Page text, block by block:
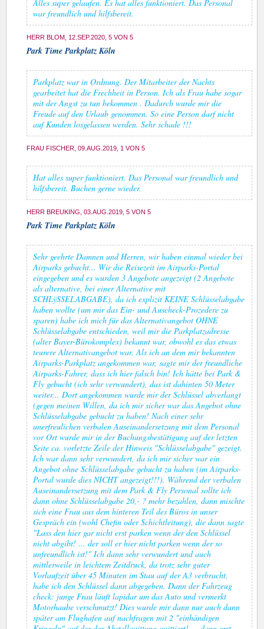
Alles super gelaufen. Es hat alles funktioniert. Das Personal
war freundlich und hilfsbereit.
HERR BLOM, 12.SEP.2020, 5 VON 5
Park Time Parkplatz Köln
Parkplatz war in Ordnung. Der Mitarbeiter der Nachts
gearbeitet hat die Frechheit in Person. Ich als Frau habe sogar
mit der Angst zu tun bekommen . Dadurch wurde mir die
Freude auf den Urlaub genommen. So eine Person darf nicht
auf Kunden losgelassen werden. Sehr schade !!!
FRAU FISCHER, 09.AUG.2019, 1 VON 5
Hat alles super funktioniert. Das Personal war freundlich und
hilfsbereit. Buchen gerne wieder.
HERR BREUKING, 03.AUG.2019, 5 VON 5
Park Time Parkplatz Köln
Sehr geehrte Damnen und Herren, wir haben einmal wieder bei
Airparks gebucht... Wir die Reisezeit im Airparks-Portal
eingegeben und es wurden 3 Angebote angezeigt (2 Angebote
als alternative, bei einer Alternative mit
SCHLÿSSELABGABE), da ich explizit KEINE Schlüsselabgabe
haben wollte (um mir das Ein- und Auscheck-Prozedere zu
sparen) habe ich mich für das Alternativangebot OHNE
Schlüsselabgabe entschieden, weil mir die Parkplatzadresse
(alter Bayer-Bürokomplex) bekannt war, obwohl es das etwas
teurere Alternativangebot war. Als ich an dem mir bekannten
Airparks-Parkplatz angekommen war, sagte mir der freundliche
Airparks-Fahrer, dass ich hier falsch bin! Ich hätte bei Park &
Fly gebucht (ich sehr verwundert), das ist dahinten 50 Meter
weiter... Dort angekommen wurde mir der Schlüssel abverlangt
(gegen meinen Willen, da ich mir sicher war das Angebot ohne
Schlüsselabgabe gebucht zu haben! Nach einer sehr
unerfreulichen verbalen Auseinandersetzung mit dem Personal
vor Ort wurde mir in der Buchungsbestätigung auf der letzten
Seite ca. vorletzte Zeile der Hinweis "Schlüsselabgabe" gezeigt.
Ich war dann sehr verwundert, da ich mir sicher war ein
Angebot ohne Schlüsselabgabe gebucht zu haben (im Airparks-
Portal wurde dies NICHT angezeigt!!!). Während der verbalen
Auseinandersetzung mit dem Park & Fly Personal sollte ich
dann ohne Schlüsselabgabe 20,- ? mehr bezahlen, dann mischte
sich eine Frau aus dem hinteren Teil des Büros in unser
Gespräch ein (wohl Chefin oder Schichtleitung), die dann sagte
"Lass den hier gar nicht erst parken wenn der den Schlüssel
nicht abgibt! ... der soll er hier nicht parken wenn der so
unfreundlich ist!" Ich dann sehr verwundert und auch
mittlerweile in leichtem Zeitdruck, da trotz sehr guter
Vorlaufzeit über 45 Minuten im Stau auf der A3 verbracht,
habe ich den Schlüssel dann abgegeben. Dann der Fahrzeug
check: junge Frau läuft lapidar um das Auto und vermerkt
Motorhaube verschmutzt! Dies wurde mir dann nur auch dann
später am Flughafen auf nachfragen mit 2 "einhändigen